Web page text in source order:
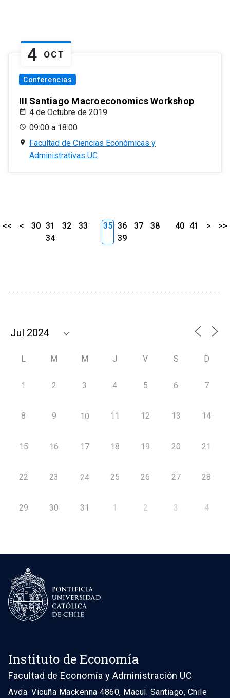
4 OCT
Conferencias
III Santiago Macroeconomics Workshop
4 de Octubre de 2019
09:00 a 18:00
Facultad de Ciencias Económicas y
Administrativas UC
<< < 30 31 32
33
34
35 36 37
38
39
40 41 > >>
L M M J V S D
1 2 3 4 5 6 7
8 9 10 11 12 13 14
15 16 17 18 19 20 21
22 23 24 25 26 27 28
29 30 31 1 2 3 4
Instituto de Economía
Facultad de Economía y Administración UC
Avda. Vicuña Mackenna 4860, Macul. Santiago, Chile